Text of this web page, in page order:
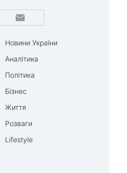
Новини України
Аналітика
Політика
Бізнес
Життя
Розваги
Lifestyle